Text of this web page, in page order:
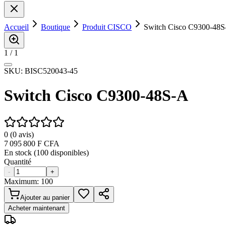
Accueil Boutique Produit CISCO Switch Cisco C9300-
1 / 1
SKU: BISC520043-45
Switch Cisco C9300-48S-A
0 (0 avis)
7 095 800 F CFA
En stock (100 disponibles)
Quantité
- +
Maximum: 100
Ajouter au panier
Acheter maintenant